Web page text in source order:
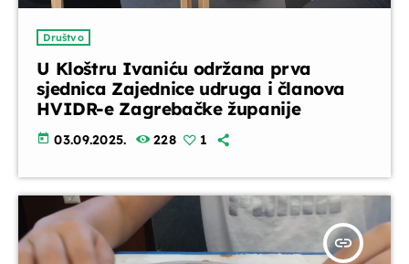
EPP reklame
09:45 - 10:00
Glazbeni blok
10:00 - 10:15
Društvo
U Kloštru Ivaniću održana prva
sjednica Zajednice udruga i članova
HVIDR-e Zagrebačke županije
today 03.09.2025. 228 1
insert_link